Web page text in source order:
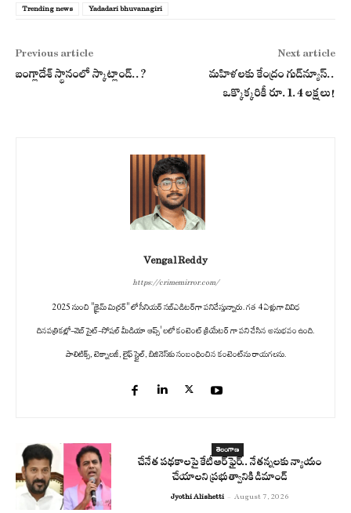
Trending news Yadadari bhuvanagiri
Previous article
బంగ్లాదేశ్ స్థానంలో స్కాట్లాండ్..?
Next article
మహిళలకు కేంద్రం గుడ్‌న్యూస్..
ఒక్కొక్కరికీ రూ.1.4 లక్షలు!
Vengal Reddy
https://crimemirror.com/
2025 నుంచి "క్రైమ్ మిర్రర్" లో సీనియర్ సబ్‌ఎడిటర్‌గా పనిచేస్తున్నారు. గత 4 ఏళ్లుగా వివిధ
దినపత్రికల్లో-వెబ్ సైట్-సోషల్ మీడియా ఆప్స్' లలో కంటెంట్ క్రియేటర్ గా పని చేసిన అనుభవం ఉంది.
పాలిటిక్స్‌, టెక్నాలజీ, లైఫ్‌ స్టైల్‌, బిజినెస్‌కు సంబంధించిన కంటెంట్‌ను రాయగలను.
తెలంగాణ
చేనేత పథకాలపై కేటీఆర్ ఫైర్.. నేతన్నలకు న్యాయం
చేయాలని ప్రభుత్వానికి డిమాండ్
Jyothi Alishetti - August 7, 2026